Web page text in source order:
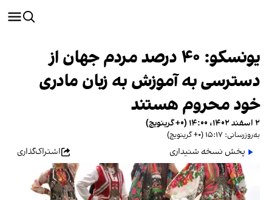
یونسکو: ۴۰ درصد مردم جهان از
دسترسی به آموزش به زبان مادری
خود محروم هستند
۲ اسفند ۱۴۰۲، ۱۴:۰۰ (‎+۰ گرینویچ)
به‌روزرسانی: ۱۵:۱۷ (‎+۰ گرینویچ)
پخش نسخه شنیداری اشتراک‌گذاری